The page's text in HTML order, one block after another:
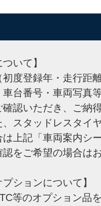
いて】
度登録年・走行距
車台番号・車両写真
確認いただき、ご納
、スタッドレスタイ
上記「車両案内シ
認をご希望の場合は
プションについて】
等のオプション品